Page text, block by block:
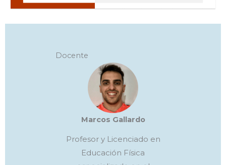
Docente
Marcos Gallardo
Profesor y Licenciado en
Educación Física